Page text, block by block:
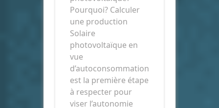
Pourquoi? Calculer
une production
Solaire
photovoltaïque en
vue
d’autoconsommation
est la première étape
à respecter pour
viser l’autonomie